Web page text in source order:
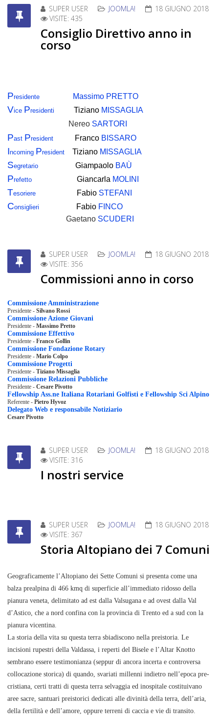
SUPER USER JOOMLA!
18 GIUGNO 2018
VISITE: 435
Consiglio Direttivo anno in
corso
Presidente Massimo PRETTO
Vice Presidenti Tiziano MISSAGLIA
Nereo SARTORI
Past President Franco BISSARO
Incoming President Tiziano MISSAGLIA
Segretario Giampaolo BAÙ
Prefetto Giancarla MOLINI
Tesoriere Fabio STEFANI
Consiglieri Fabio FINCO
Gaetano SCUDERI
SUPER USER JOOMLA!
18 GIUGNO 2018
VISITE: 356
Commissioni anno in corso
Commissione Amministrazione
Presidente - Silvano Rossi
Commissione Azione Giovani
Presidente - Massimo Pretto
Commissione Effettivo
Presidente - Franco Gollin
Commissione Fondazione Rotary
Presidente - Mario Colpo
Commissione Progetti
Presidente - Tiziano Missaglia
Commissione Relazioni Pubbliche
Presidente - Cesare Pivotto
Fellowship Ass.ne Italiana Rotariani Golfisti e Fellowship Sci Alpino
Referente - Pietro Hyvoz
Delegato Web e responsabile Notiziario
Cesare Pivotto
SUPER USER JOOMLA!
18 GIUGNO 2018
VISITE: 316
I nostri service
SUPER USER JOOMLA!
18 GIUGNO 2018
VISITE: 367
Storia Altopiano dei 7 Comuni
Geograficamente l’Altopiano dei Sette Comuni si presenta come una
balza prealpina di 466 kmq di superficie all’immediato ridosso della
pianura veneta, delimitato ad est dalla Valsugana e ad ovest dalla Val
d’Astico, che a nord confina con la provincia di Trento ed a sud con la
pianura vicentina.
La storia della vita su questa terra sbiadiscono nella preistoria. Le
incisioni rupestri della Valdassa, i reperti del Bisele e l’Altar Knotto
sembrano essere testimonianza (seppur di ancora incerta e controversa
collocazione storica) di quando, svariati millenni indietro nell’epoca pre-
cristiana, certi tratti di questa terra selvaggia ed inospitale costituivano
aree sacre, santuari preistorici dedicati alle divinità della terra, dell’aria,
della fertilità e dell’amore, oppure terreni di caccia e vie di transito.